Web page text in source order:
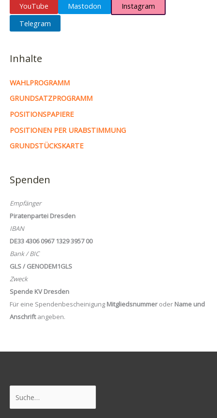
YouTube
Mastodon
Instagram
Telegram
Inhalte
WAHLPROGRAMM
GRUNDSATZPROGRAMM
POSITIONSPAPIERE
POSITIONEN PER URABSTIMMUNG
GRUNDSTÜCKSKARTE
Spenden
Empfänger
Piratenpartei Dresden
IBAN
DE33 4306 0967 1329 3957 00
Bank / BIC
GLS / GENODEM1GLS
Zweck
Spende KV Dresden
Für eine Spendenbescheinigung Mitgliedsnummeroder Name und
Anschriftangeben.